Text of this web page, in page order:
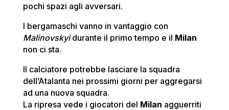
pochi spazi agli avversari.
I bergamaschi vanno in vantaggio con
Malinovskyidurante il primo tempo e il Milan
non ci sta.
Il calciatore potrebbe lasciare la squadra
dell’Atalanta nei prossimi giorni per aggregarsi
ad una nuova squadra.
La ripresa vede i giocatori del Milan agguerriti